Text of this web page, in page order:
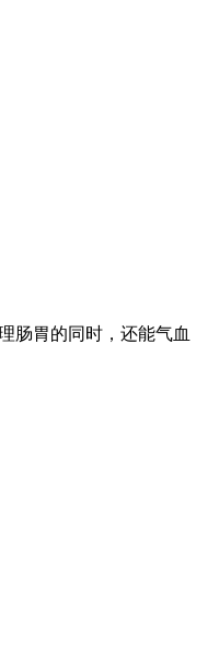
肠胃的同时，还能气血